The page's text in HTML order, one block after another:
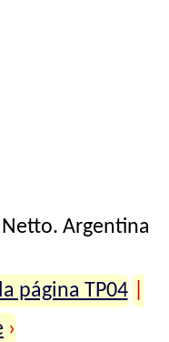
Netto. Argentina
página TP04
›